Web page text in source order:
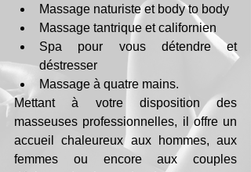
Massage naturiste et body to body
Massage tantrique et californien
Spa pour vous détendre et
déstresser
Massage à quatre mains.
Mettant à votre disposition des
masseuses professionnelles, il offre un
accueil chaleureux aux hommes, aux
femmes ou encore aux couples